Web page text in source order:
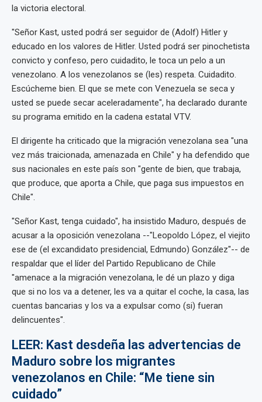
la victoria electoral.
"Señor Kast, usted podrá ser seguidor de (Adolf) Hitler y
educado en los valores de Hitler. Usted podrá ser pinochetista
convicto y confeso, pero cuidadito, le toca un pelo a un
venezolano. A los venezolanos se (les) respeta. Cuidadito.
Escúcheme bien. El que se mete con Venezuela se seca y
usted se puede secar aceleradamente", ha declarado durante
su programa emitido en la cadena estatal VTV.
El dirigente ha criticado que la migración venezolana sea "una
vez más traicionada, amenazada en Chile" y ha defendido que
sus nacionales en este país son "gente de bien, que trabaja,
que produce, que aporta a Chile, que paga sus impuestos en
Chile".
"Señor Kast, tenga cuidado", ha insistido Maduro, después de
acusar a la oposición venezolana --"Leopoldo López, el viejito
ese de (el excandidato presidencial, Edmundo) González"-- de
respaldar que el líder del Partido Republicano de Chile
"amenace a la migración venezolana, le dé un plazo y diga
que si no los va a detener, les va a quitar el coche, la casa, las
cuentas bancarias y los va a expulsar como (si) fueran
delincuentes".
LEER: Kast desdeña las advertencias de
Maduro sobre los migrantes
venezolanos en Chile: “Me tiene sin
cuidado”